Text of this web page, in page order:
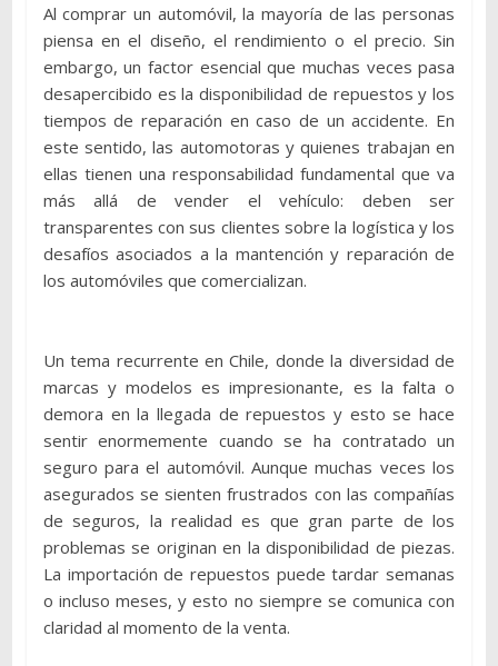
Al comprar un automóvil, la mayoría de las personas
piensa en el diseño, el rendimiento o el precio. Sin
embargo, un factor esencial que muchas veces pasa
desapercibido es la disponibilidad de repuestos y los
tiempos de reparación en caso de un accidente. En
este sentido, las automotoras y quienes trabajan en
ellas tienen una responsabilidad fundamental que va
más allá de vender el vehículo: deben ser
transparentes con sus clientes sobre la logística y los
desafíos asociados a la mantención y reparación de
los automóviles que comercializan.
Un tema recurrente en Chile, donde la diversidad de
marcas y modelos es impresionante, es la falta o
demora en la llegada de repuestos y esto se hace
sentir enormemente cuando se ha contratado un
seguro para el automóvil. Aunque muchas veces los
asegurados se sienten frustrados con las compañías
de seguros, la realidad es que gran parte de los
problemas se originan en la disponibilidad de piezas.
La importación de repuestos puede tardar semanas
o incluso meses, y esto no siempre se comunica con
claridad al momento de la venta.